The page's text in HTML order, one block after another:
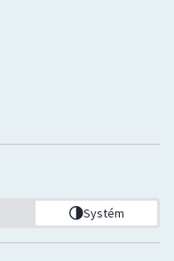
Systém